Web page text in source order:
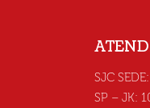
SJC
SP – JK: